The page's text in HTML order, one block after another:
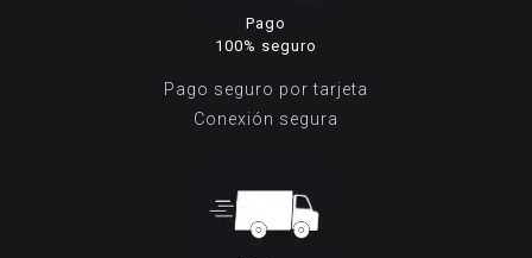
Pago
100% seguro
Pago seguro por tarjeta
Conexión segura